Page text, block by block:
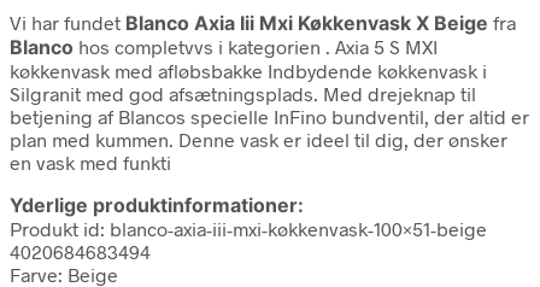
Vi har fundet Blanco Axia Iii Mxi Køkkenvask X Beige fra
Blanco hos completvvs i kategorien . Axia 5 S MXI
køkkenvask med afløbsbakke Indbydende køkkenvask i
Silgranit med god afsætningsplads. Med drejeknap til
betjening af Blancos specielle InFino bundventil, der altid er
plan med kummen. Denne vask er ideel til dig, der ønsker
en vask med funkti
Yderlige produktinformationer:
Produkt id: blanco-axia-iii-mxi-køkkenvask-100×51-beige
4020684683494
Farve: Beige